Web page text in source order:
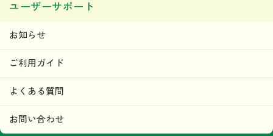
ユーザーサポート
お知らせ
ご利用ガイド
よくある質問
お問い合わせ